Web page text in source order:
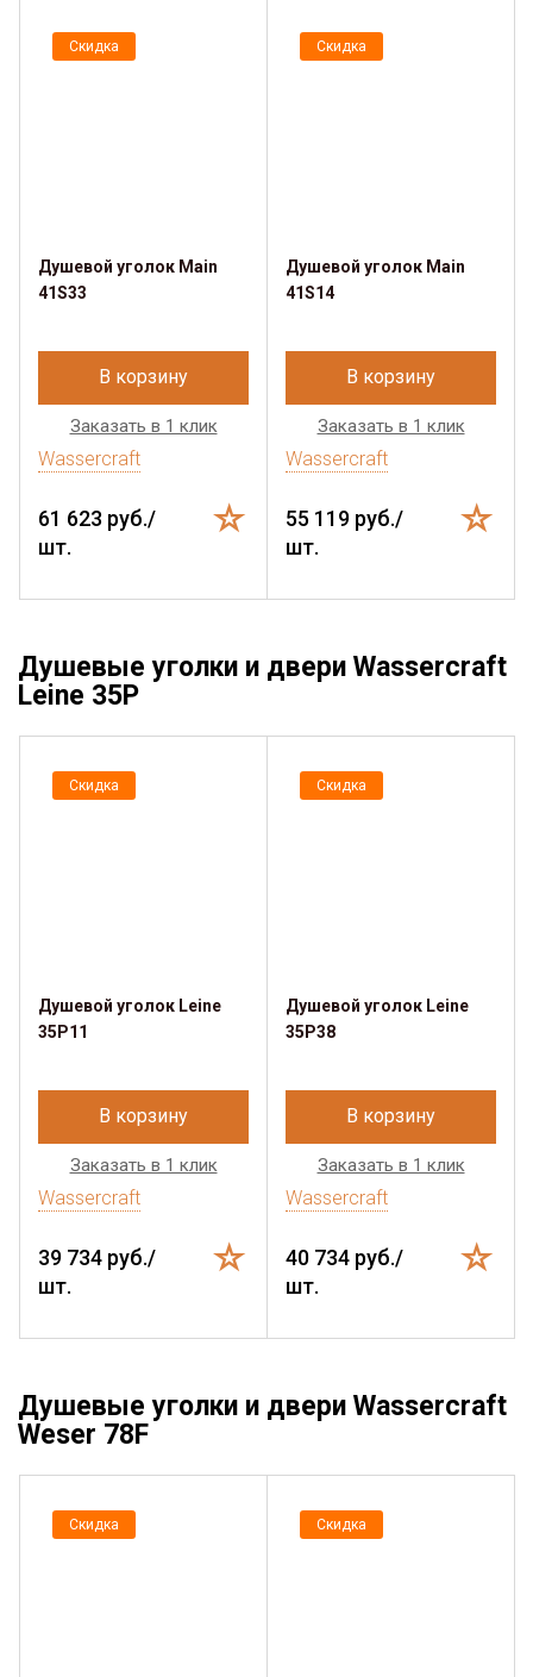
Скидка
Душевой уголок Main
41S33
В корзину
Заказать в 1 клик
Wassercraft
61 623 руб./
шт.
Скидка
Душевой уголок Main
41S14
В корзину
Заказать в 1 клик
Wassercraft
55 119 руб./
шт.
Душевые уголки и двери Wassercraft
Leine 35P
Скидка
Душевой уголок Leine
35P11
В корзину
Заказать в 1 клик
Wassercraft
39 734 руб./
шт.
Скидка
Душевой уголок Leine
35P38
В корзину
Заказать в 1 клик
Wassercraft
40 734 руб./
шт.
Душевые уголки и двери Wassercraft
Weser 78F
Скидка Скидка